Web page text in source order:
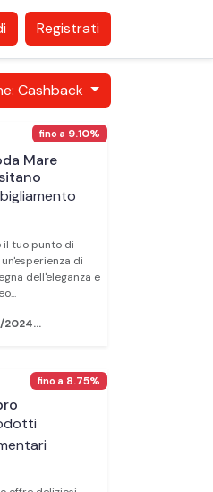
Registrati
Cashback
Mare
il tuo punto di
di
dell'eleganza e
2024...
fino a 9.10%
fino a 8.75%